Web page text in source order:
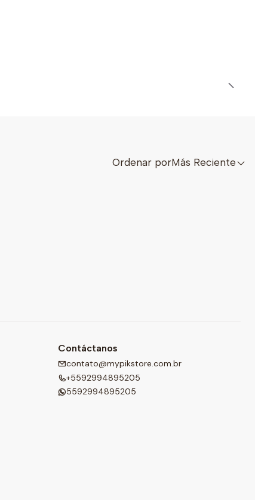
Ordenar porMás Reciente
Contáctanos
contato@mypikstore.com.br
+5592994895205
5592994895205